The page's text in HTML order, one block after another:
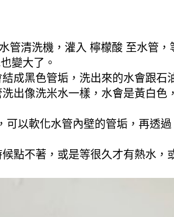
管清洗機，灌入 檸檬酸 至水管，
變大了。
成黑色管垢，洗出來的水會跟石
出像洗米水一樣，水會是黃白色
以軟化水管內壁的管垢，再透
點不著，或是等很久才有熱水，